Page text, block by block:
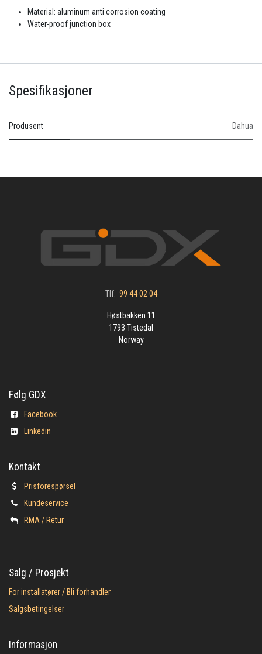
Material: aluminum anti corrosion coating
Water-proof junction box
Spesifikasjoner
Produsent Dahua
Tlf: 99 44 02 04
Høstbakken 11
1793 Tistedal
Norway
Følg GDX
Facebook
Linkedin
Kontakt
Prisforespørsel
Kundeservice
​RMA / Retur
Salg / Prosjekt
For installatører / Bli forhandler
Salgsbetingelser
Informasjon